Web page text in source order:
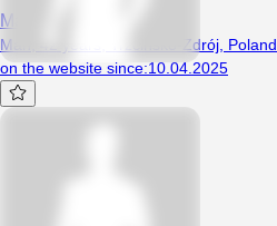
Marianmoto
Man, 42 years, Trzcińsko-Zdrój, Poland
on the website since:10.04.2025